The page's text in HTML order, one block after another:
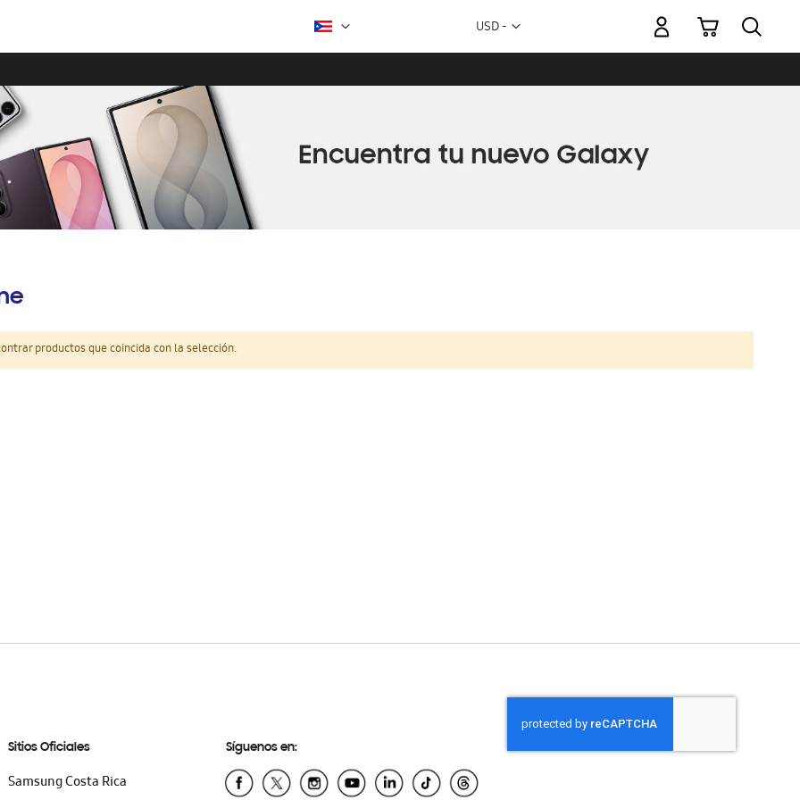
Moneda
USD -
Mi carrito
productos que coincida con la selección.
Sitios Oficiales
Samsung Costa Rica
Síguenos en: